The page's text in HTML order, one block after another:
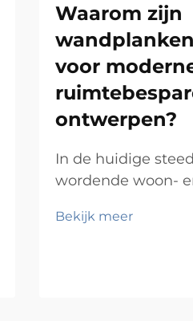
Waarom zijn
voor
ontwerpen?
In de huidige
wordende woon-
vierkante voet
Bekijk meer